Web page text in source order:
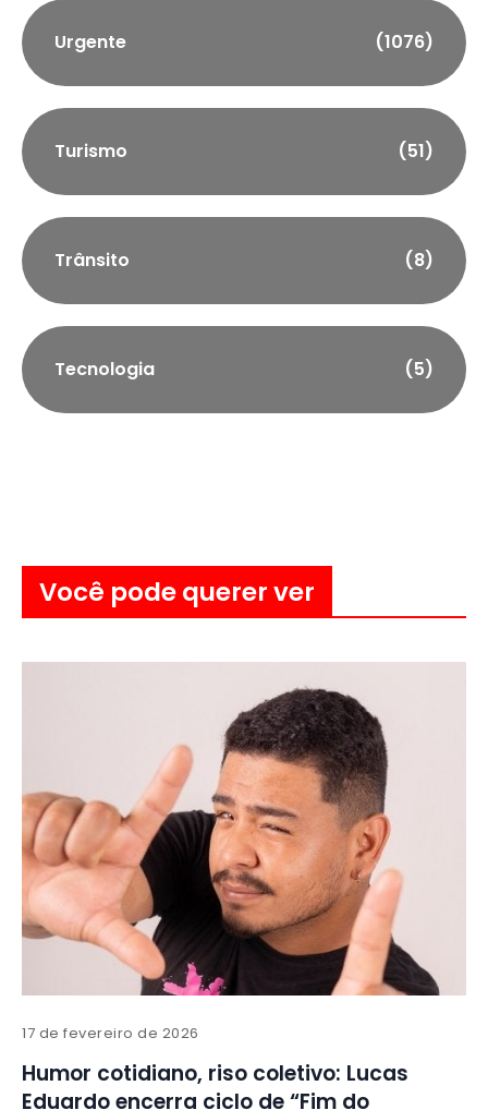
Urgente (1076)
Turismo (51)
Trânsito (8)
Tecnologia (5)
Você pode querer ver
17 de fevereiro de 2026
Humor cotidiano, riso coletivo: Lucas
Eduardo encerra ciclo de “Fim do